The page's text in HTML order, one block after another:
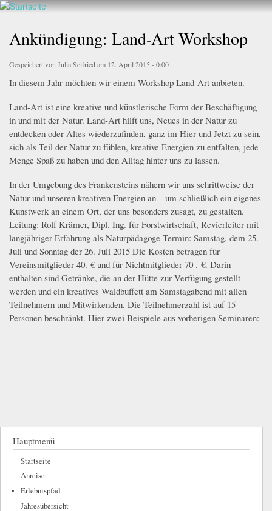
Direkt
Inhalt
Walderlebnis
e.V.
hier
Ankündigung: Land-Art Workshop
Gespeichert von Julia Seifried am 12. April 2015 - 0:00
In diesem Jahr möchten wir einem Workshop Land-Art anbieten.
Land-Art ist eine kreative und künstlerische Form der Beschäftigung
in und mit der Natur. Land-Art hilft uns, Neues in der Natur zu
entdecken oder Altes wiederzufinden, ganz im Hier und Jetzt zu sein,
sich als Teil der Natur zu fühlen, kreative Energien zu entfalten, jede
Menge Spaß zu haben und den Alltag hinter uns zu lassen.
In der Umgebung des Frankensteins nähern wir uns schrittweise der
Natur und unseren kreativen Energien an – um schließlich ein eigenes
Kunstwerk an einem Ort, der uns besonders zusagt, zu gestalten.
Leitung: Rolf Krämer, Dipl. Ing. für Forstwirtschaft, Revierleiter mit
langjähriger Erfahrung als Naturpädagoge Termin: Samstag, dem 25.
Juli und Sonntag der 26. Juli 2015 Die Kosten betragen für
Vereinsmitglieder 40.-€ und für Nichtmitglieder 70 .-€. Darin
enthalten sind Getränke, die an der Hütte zur Verfügung gestellt
werden und ein kreatives Waldbuffett am Samstagabend mit allen
Teilnehmern und Mitwirkenden. Die Teilnehmerzahl ist auf 15
Personen beschränkt. Hier zwei Beispiele aus vorherigen Seminaren:
Hauptmenü
Startseite
Anreise
Erlebnispfad
Jahresübersicht